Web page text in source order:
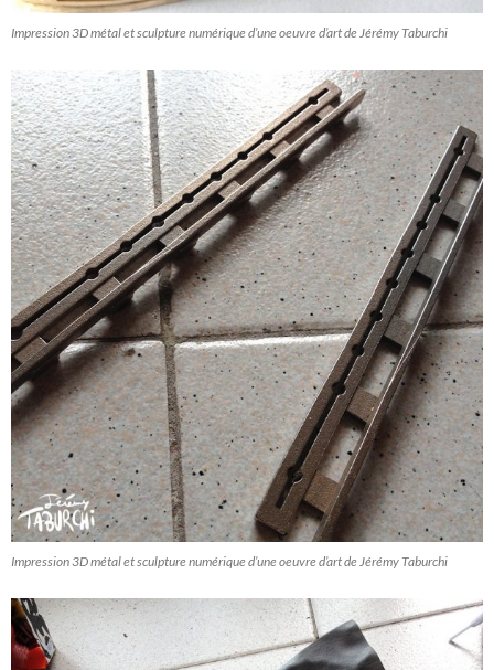
Impression 3D métal et sculpture numérique d’une oeuvre d’art de Jérémy Taburchi
Impression 3D métal et sculpture numérique d’une oeuvre d’art de Jérémy Taburchi